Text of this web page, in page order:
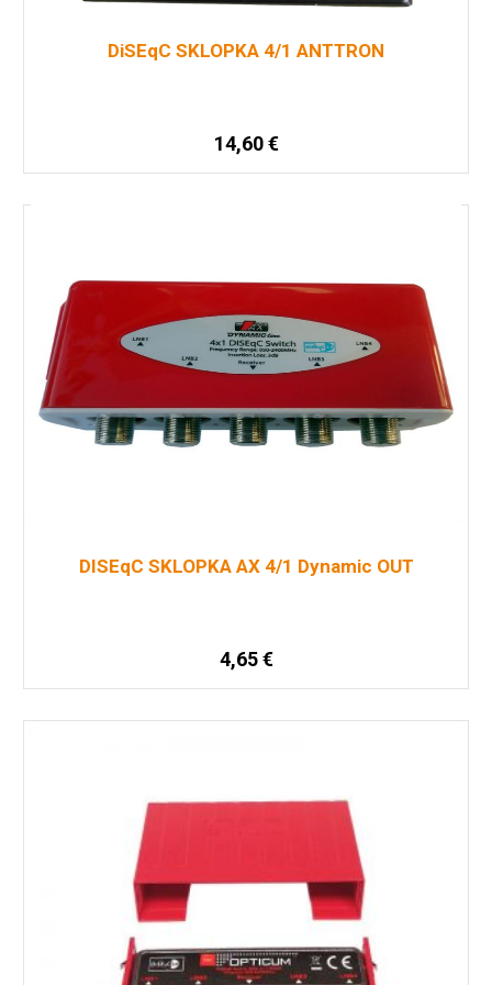
DiSEqC SKLOPKA 4/1 ANTTRON
14,60€
Pročitaj više
DISEqC SKLOPKA AX 4/1 Dynamic OUT
4,65€
Pročitaj više